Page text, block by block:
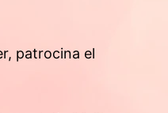
patrocina el